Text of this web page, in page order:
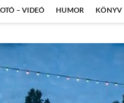
– VIDEÓ HUMOR KÖNYV